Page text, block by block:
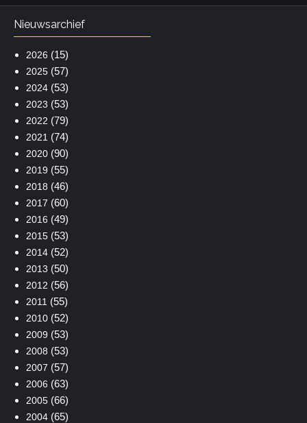
Nieuwsarchief
2026 (15)
2025(57)
2024(53)
2023 (53)
2022 (79)
2021 (74)
2020(90)
2019 (55)
2018 (46)
2017 (60)
2016 (49)
2015(53)
2014(52)
2013 (50)
2012 (56)
2011 (55)
2010(52)
2009 (53)
2008 (53)
2007 (57)
2006 (63)
2005(66)
2004(65)